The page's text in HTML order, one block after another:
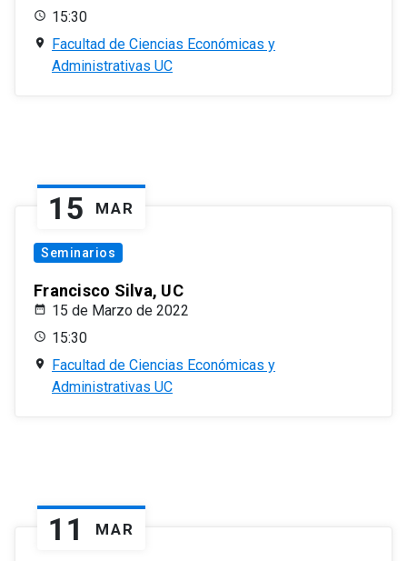
15:30
Facultad de Ciencias Económicas y
Administrativas UC
15 MAR
Seminarios
Francisco Silva, UC
15 de Marzo de 2022
15:30
Facultad de Ciencias Económicas y
Administrativas UC
11 MAR